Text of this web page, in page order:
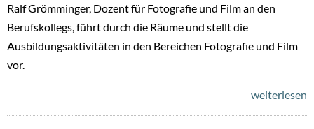
Ralf Grömminger, Dozent für Fotografie und Film an den
Berufskollegs, führt durch die Räume und stellt die
Ausbildungsaktivitäten in den Bereichen Fotografie und Film
vor.
weiterlesen